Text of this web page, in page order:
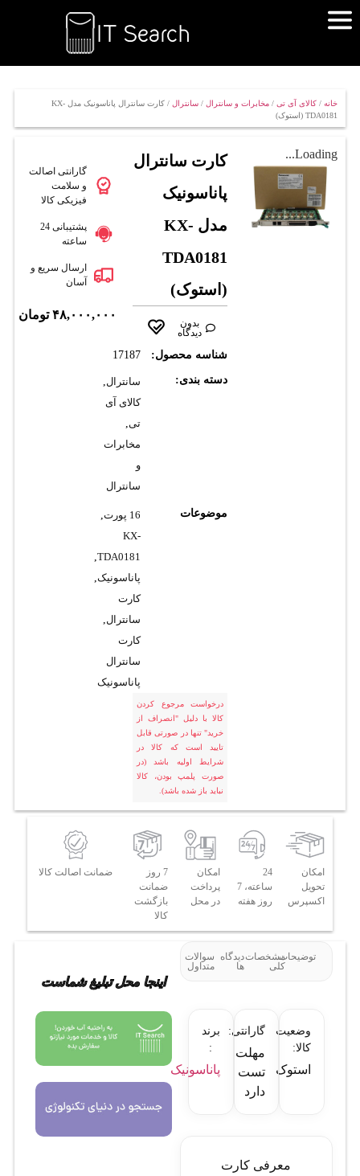
خانه/ کالای آی تی/ مخابرات و سانترال / سانترال
/ کارت سانترال پاناسونیک مدل KX-
TDA0181 (استوک)
Loading...
کارت سانترال
پاناسونیک
مدل KX-
TDA0181
(استوک)
بدون
دیدگاه
شناسه محصول: 17187
دسته بندی: سانترال,
کالای آی
تی,
مخابرات
و
سانترال
موضوعات 16 پورت
,
KX-
TDA0181
,
پاناسونیک,
کارت
سانترال,
کارت
سانترال
پاناسونیک
درخواست مرجوع کردن
کالا با دلیل "انصراف از
خرید" تنها در صورتی قابل
تایید است که کالا در
شرایط اولیه باشد (در
صورت پلمپ بودن، کالا
نباید باز شده باشد).
گارانتی اصالت
و سلامت
فیزیکی کالا
پشتیبانی 24
ساعته
ارسال سریع و
آسان
۴۸,۰۰۰,۰۰۰ تومان
امکان
تحویل
اکسپرس
24
ساعته، 7
روز هفته
امکان
پرداخت
در محل
7 روز
ضمانت
بازگشت
کالا
ضمانت اصالت کالا
توضیحاتمشخصات
کلی
دیدگاه
ها
سوالات
متداول
وضعیت
کالا:
استوک
گارانتی:
مهلت
تست
دارد
برند
:
پاناسونیک
معرفی کارت
اینجا محل تبلیغ شماست